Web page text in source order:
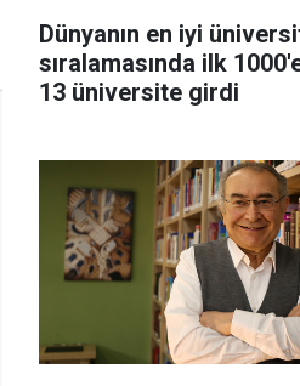
Dünyanın en iyi
sıralamasında ilk
13 üniversite girdi